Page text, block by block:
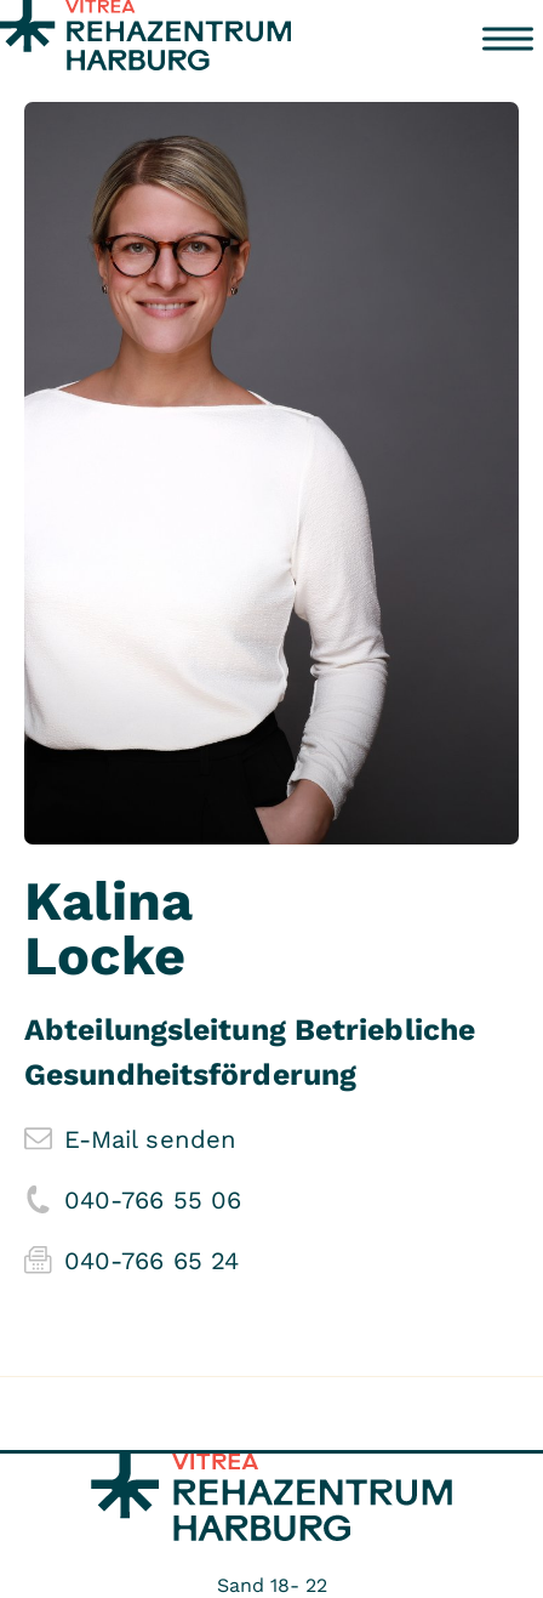
Zum Inhalt springen
Kalina
Locke
Abteilungsleitung Betriebliche
Gesundheitsförderung
E-Mail senden
040-766 55 06
040-766 65 24
Sand 18- 22